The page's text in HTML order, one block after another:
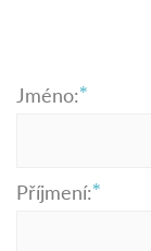
Jméno:
Příjmení: